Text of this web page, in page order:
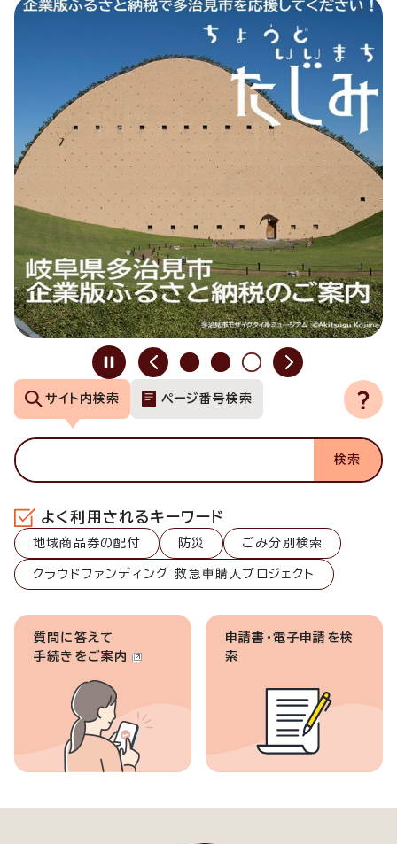
サイト内検索 ページ番号検索
よく利用されるキーワード
地域商品券の配付 防災 ごみ分別検索
クラウドファンディング 救急車購入プロジェクト
質問に答えて
手続きをご案内
申請書・電子申請を検
索